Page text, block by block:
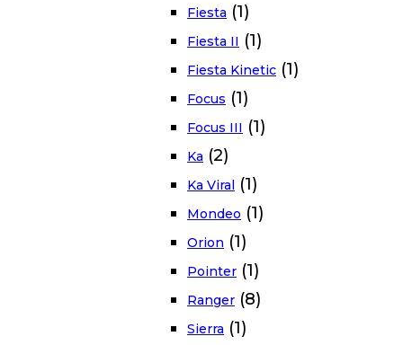
Fiesta (1)
Fiesta II (1)
Fiesta Kinetic (1)
Focus (1)
Focus III (1)
Ka (2)
Ka Viral (1)
Mondeo (1)
Orion (1)
Pointer (1)
Ranger (8)
Sierra (1)